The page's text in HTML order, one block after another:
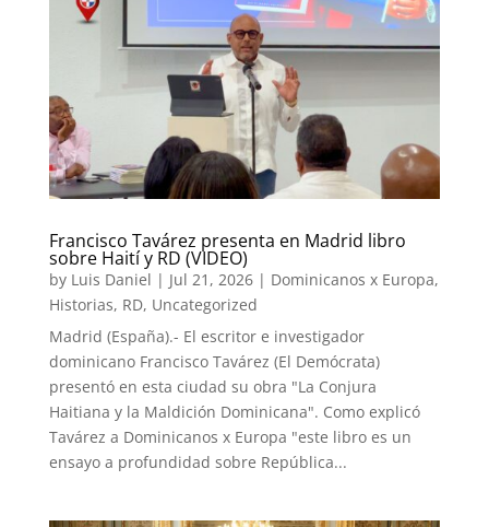
Francisco Tavárez presenta en Madrid libro
sobre Haití y RD (VIDEO)
by Luis Daniel | Jul 21, 2026| Dominicanos x Europa,
Historias, RD, Uncategorized
Madrid (España).- El escritor e investigador
dominicano Francisco Tavárez (El Demócrata)
presentó en esta ciudad su obra "La Conjura
Haitiana y la Maldición Dominicana". Como explicó
Tavárez a Dominicanos x Europa "este libro es un
ensayo a profundidad sobre República...